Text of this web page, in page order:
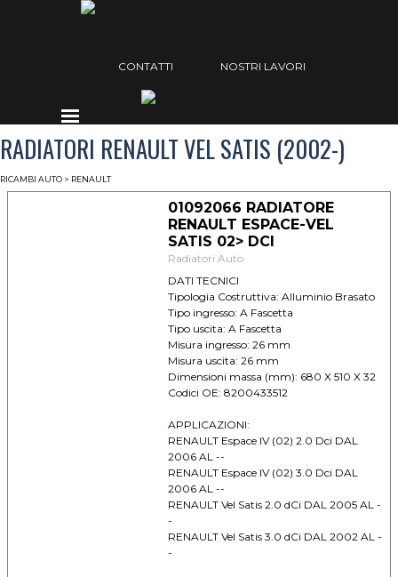
Vai ai contenuti
Salta menù
CONTATTI NOSTRI LAVORI
Salta menù
RADIATORI RENAULT VEL SATIS (2002-)
RICAMBI AUTO > RENAULT
01092066 RADIATORE
RENAULT ESPACE-VEL
SATIS 02> DCI
Radiatori Auto
DATI TECNICI
Tipologia Costruttiva: Alluminio Brasato
Tipo ingresso: A Fascetta
Tipo uscita: A Fascetta
Misura ingresso: 26 mm
Misura uscita: 26 mm
Dimensioni massa (mm): 680 X 510 X 32
Codici OE: 8200433512
APPLICAZIONI:
RENAULT Espace IV (02) 2.0 Dci DAL
2006 AL --
RENAULT Espace IV (02) 3.0 Dci DAL
2006 AL --
RENAULT Vel Satis 2.0 dCi DAL 2005 AL -
-
RENAULT Vel Satis 3.0 dCi DAL 2002 AL -
-